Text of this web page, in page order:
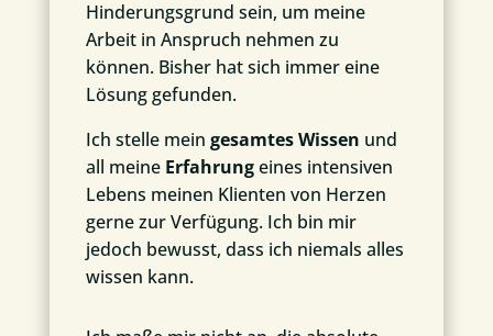
Hinderungsgrund sein, um meine
Arbeit in Anspruch nehmen zu
können. Bisher hat sich immer eine
Lösung gefunden.
Ich stelle mein gesamtes Wissen und
all meine Erfahrungeines intensiven
Lebens meinen Klienten von Herzen
gerne zur Verfügung. Ich bin mir
jedoch bewusst, dass ich niemals alles
wissen kann.